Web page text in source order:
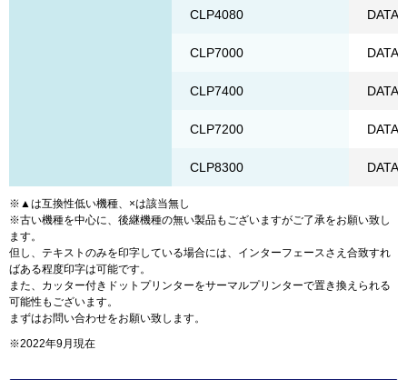
CLP4080
CLP7000
CLP7400
CLP7200
CLP8300
※▲は互換性低い機種、×は該当無し
※古い機種を中心に、後継機種の無い製品もございますがご了承をお願い致し
ます。
但し、テキストのみを印字している場合には、インターフェースさえ合致すれ
ばある程度印字は可能です。
また、カッター付きドットプリンターをサーマルプリンターで置き換えられる
可能性もございます。
まずはお問い合わせをお願い致します。
※2022年9月現在